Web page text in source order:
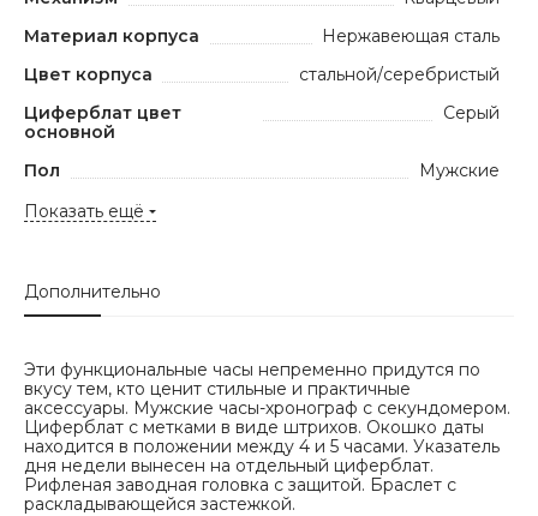
Материал корпуса
Нержавеющая сталь
Цвет корпуса
стальной/серебристый
Циферблат цвет
основной
Серый
Пол
Мужские
Показать ещё
Дополнительно
Эти функциональные часы непременно придутся по
вкусу тем, кто ценит стильные и практичные
аксессуары. Мужские часы-хронограф с секундомером.
Циферблат с метками в виде штрихов. Окошко даты
находится в положении между 4 и 5 часами. Указатель
дня недели вынесен на отдельный циферблат.
Рифленая заводная головка с защитой. Браслет с
раскладывающейся застежкой.